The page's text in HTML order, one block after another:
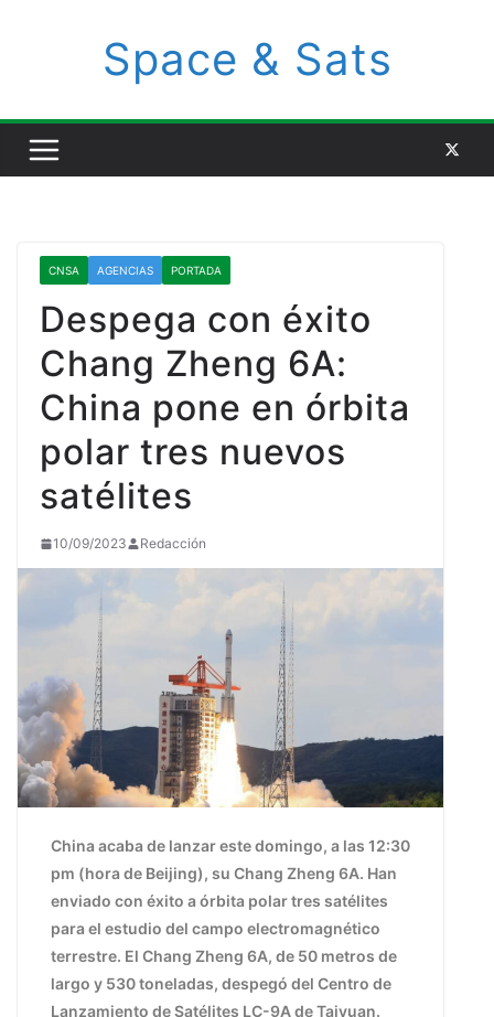
Space & Sats
CNSA AGENCIAS PORTADA
Despega con éxito
Chang Zheng 6A:
China pone en órbita
polar tres nuevos
satélites
10/09/2023 Redacción
China acaba de lanzar este domingo, a las 12:30
pm (hora de Beijing), su Chang Zheng 6A. Han
enviado con éxito a órbita polar tres satélites
para el estudio del campo electromagnético
terrestre. El Chang Zheng 6A, de 50 metros de
largo y 530 toneladas, despegó del Centro de
Lanzamiento de Satélites LC-9A de Taiyuan.